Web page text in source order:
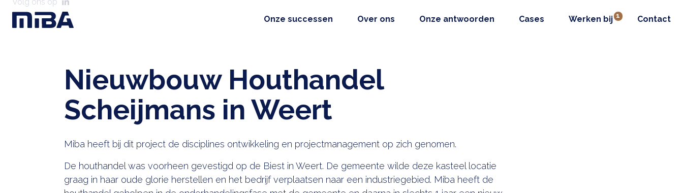
Onze successen Over ons Onze antwoorden Cases Werken bij Contact
Nieuwbouw Houthandel
Scheijmans in Weert
Miba heeft bij dit project de disciplines ontwikkeling en projectmanagement op zich genomen.
De houthandel was voorheen gevestigd op de Biest in Weert. De gemeente wilde deze kasteel locatie
graag in haar oude glorie herstellen en het bedrijf verplaatsen naar een industriegebied. Miba heeft de